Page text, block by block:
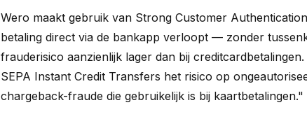
Wero maakt gebruik van Strong Customer
betaling direct via de bankapp verloopt — zonder
frauderisico aanzienlijk lager dan bij
SEPA Instant Credit Transfers het risico op
chargeback-fraude die gebruikelijk is bij kaartbetalingen."